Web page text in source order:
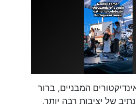
המבניים, ברור
של יציבות רבה יותר.